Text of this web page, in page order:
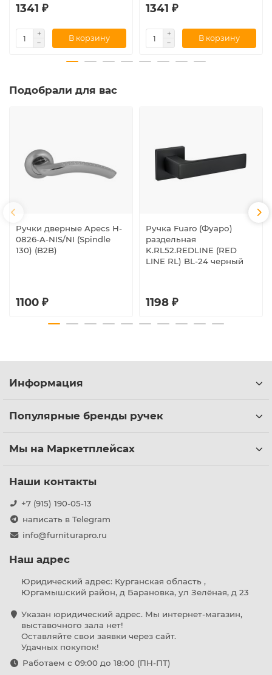
1341 ₽
В корзину
1341 ₽
В корзину
Подобрали для вас
Ручки дверные Apecs H-
0826-A-NIS/NI (Spindle
130) (B2B)
1100 ₽
Ручка Fuaro (Фуаро)
раздельная
K.RL52.REDLINE (RED
LINE RL) BL-24 черный
1198 ₽
Информация
Популярные бренды ручек
Мы на Маркетплейсах
Наши контакты
+7 (915) 190-05-13
написать в Telegram
info@furniturapro.ru
Наш адрес
Юридический адрес: Курганская область ,
Юргамышский район, д Барановка, ул Зелёная, д 23
Указан юридический адрес. Мы интернет-магазин,
выставочного зала нет!
Оставляйте свои заявки через сайт.
Удачных покупок!
Работаем с 09:00 до 18:00 (ПН-ПТ)